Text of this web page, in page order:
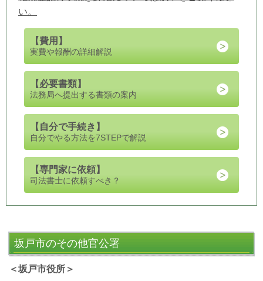
い。
【費用 】
実費や報酬の詳細解説
【必要書類】
法務局へ提出する書類の案内
【自分で手続き】
自分でやる方法を7STEPで解説
【専門家に依頼】
司法書士に依頼すべき？
坂戸市のその他官公署
＜坂戸市役所＞